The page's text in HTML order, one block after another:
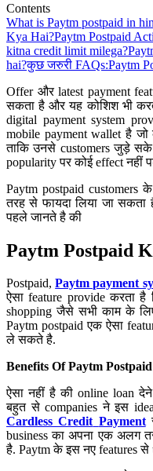
Contents
What is Paytm postpaid in
Kya Hai?Paytm Postpaid
kitna credit limit milega?
hai?कुछ जरुरी FAQs:Paytm
Offer और latest payment
सकता है और यह कोशिश भी
digital payment system
mobile payment wallet है
ताकि उनसे customers जुड़े
popularity पर कोई effect नहीं
Paytm postpaid customers
तरह से फायदा लिया जा
पहले जानते है की
Paytm Postpaid
Postpaid,Paytm payment
ऐसा feature provide करता
shopping जैसे सभी काम के
Paytm postpaid एक ऐसा
ले सकते है.
Benefits Of Paytm
ऐसा नहीं है की online loan
बहुत से companies ने इस
Cardless Credit Payment
business का अपना एक अलग
है. Paytm के इस नए features